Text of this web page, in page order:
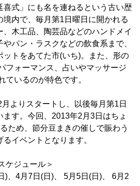
喜式」にも名を連ねるという古い歴
境内で、毎月第1日曜日に開かれる
木工品、陶芸品などのハンドメイ
やパン・ラスクなどの飲食系まで、
ットをあてた市(いち)。また、形の
フォーマンス、占いやマッサージ
ているのが特色です。
よりスタートし、以後毎月第1日
す。今回、2013年2月3日はちょ
ため、節分豆まきの催しで賑わう
イベントとなります。
ケジュール＞
)、4月7日(日)、 5月5日(日)、 6月2